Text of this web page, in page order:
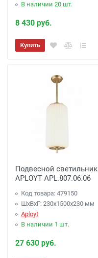
В наличии 20 шт.
8 430 руб.
Купить
Подвесной светильник
APLOYT APL.807.06.06
Код товара: 479150
ШхВхГ: 230x1500x230 мм
Aployt
В наличии 1 шт.
27 630 руб.